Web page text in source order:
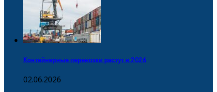
Контейнерные перевозки растут в 2026
02.06.2026